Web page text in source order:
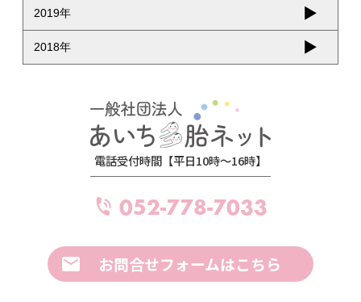
2019年
2018年
電話受付時間【平日10時～16時】
052-778-7033
お問合せフォームはこちら